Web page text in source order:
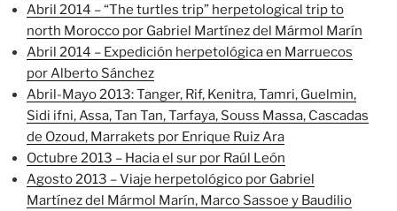
Abril 2014 – “The turtles trip” herpetological trip to
north Morocco por Gabriel Martínez del Mármol Marín
Abril 2014 – Expedición herpetológica en Marruecos
por Alberto Sánchez
Abril-Mayo 2013: Tanger, Rif, Kenitra, Tamri, Guelmin,
Sidi ifni, Assa, Tan Tan, Tarfaya, Souss Massa, Cascadas
de Ozoud, Marrakets por Enrique Ruiz Ara
Octubre 2013 – Hacia el sur por Raúl León
Agosto 2013 – Viaje herpetológico por Gabriel
Martínez del Mármol Marín, Marco Sassoe y Baudilio